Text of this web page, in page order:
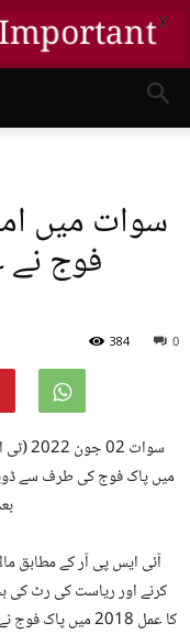
سوات میں
فوج نے
0
384
سوات
میں پاک فوج کی طرف سے
آئی ایس پی آر کے مطابق
کرنے اور ریاست کی رٹ کی
Important X